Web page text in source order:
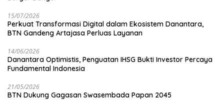
15/07/2026
Perkuat Transformasi Digital dalam Ekosistem Danantara,
BTN Gandeng Artajasa Perluas Layanan
14/06/2026
Danantara Optimistis, Penguatan IHSG Bukti Investor Percaya
Fundamental Indonesia
21/05/2026
BTN Dukung Gagasan Swasembada Papan 2045